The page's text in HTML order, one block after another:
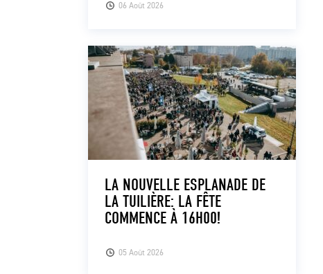
06 Août 2026
05 Août 2026
LA NOUVELLE ESPLANADE DE
LA TUILIÈRE: LA FÊTE
COMMENCE À 16H00!